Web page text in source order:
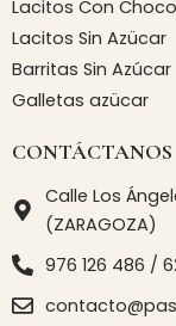
Lacitos Con
Lacitos Sin Azücar
Barritas Sin Azúcar
Galletas azücar
CONTÁCTANOS
Calle Los
(ZARAGOZA)
976 126 486 /